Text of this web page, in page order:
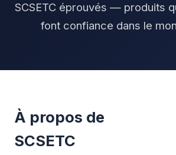
SCSETC éprouvés — produits
font confiance dans le
À propos de
SCSETC